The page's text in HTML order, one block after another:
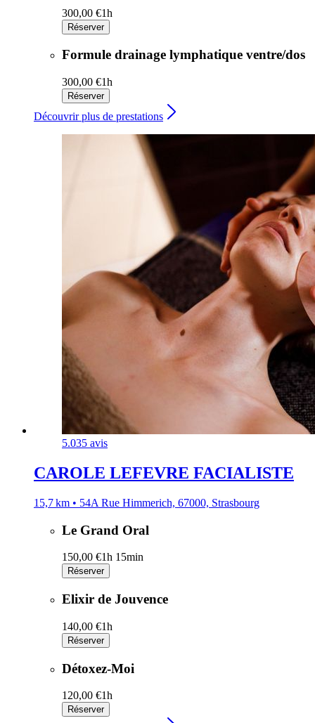
300,00 €1h
Réserver
Formule drainage lymphatique ventre/dos
300,00 €1h
Réserver
Découvrir plus de prestations
5.035 avis
CAROLE LEFEVRE FACIALISTE
15,7 km • 54A Rue Himmerich, 67000, Strasbourg
Le Grand Oral
150,00 €1h 15min
Réserver
Elixir de Jouvence
140,00 €1h
Réserver
Détoxez-Moi
120,00 €1h
Réserver